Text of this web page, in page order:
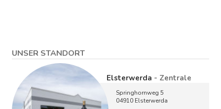
UNSER STANDORT
Elsterwerda - Zentrale
Springhornweg 5
04910 Elsterwerda